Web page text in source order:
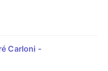
Carloni -